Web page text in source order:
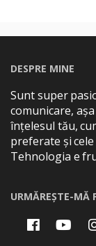
DESPRE MINE
Sunt super
comunicare,
înțelesul tău,
preferate și
Tehnologia e
URMĂREȘTE-MĂ